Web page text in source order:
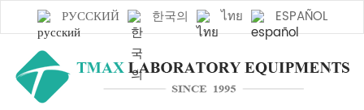
РУССКИЙ 한국의 ไทย ESPAÑOL